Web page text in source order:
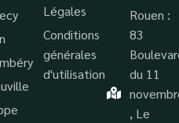
Légales
Conditions
générales
d'utilisation
Rouen :
83
du 11
, Le